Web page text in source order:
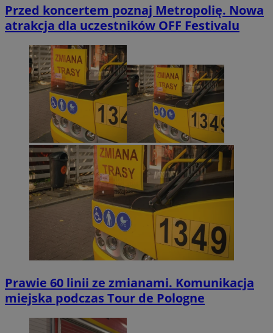
Przed koncertem poznaj Metropolię. Nowa
atrakcja dla uczestników OFF Festivalu
Prawie 60 linii ze zmianami. Komunikacja
miejska podczas Tour de Pologne